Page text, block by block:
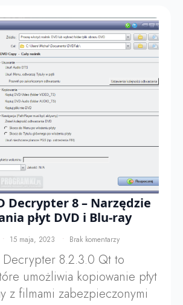
Decrypter 8 – Narzędzie
płyt DVD i Blu-ray
15 maja, 2023 Brak komentarzy
Decrypter 8.2.3.0 Qt to
umożliwia kopiowanie płyt
z filmami zabezpieczonymi